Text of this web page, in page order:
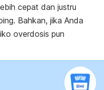
cepat dan justru
Bahkan, jika Anda
overdosis pun